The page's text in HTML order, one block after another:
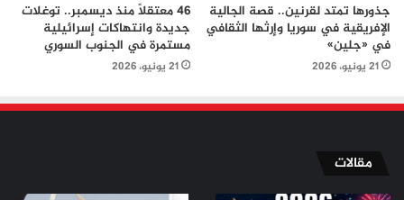
جذورها تمتد لقرنين.. قصة الجالية
الإفريقية في سوريا وإرثها الثقافي
في «جلين»
21 يونيو، 2026
46 معتقلاً منذ ديسمبر.. توغلات
جديدة وانتهاكات إسرائيلية
مستمرة في الجنوب السوري
21 يونيو، 2026
مقالات